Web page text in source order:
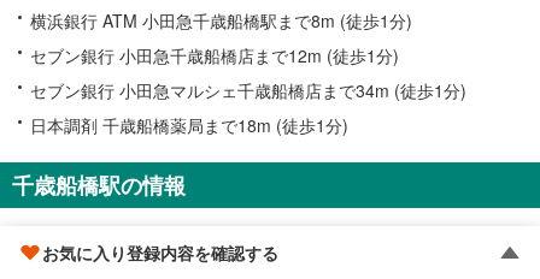
横浜銀行 ATM 小田急千歳船橋駅まで8m (徒歩1分)
セブン銀行 小田急千歳船橋店まで12m (徒歩1分)
セブン銀行 小田急マルシェ千歳船橋店まで34m (徒歩1分)
日本調剤 千歳船橋薬局まで18m (徒歩1分)
千歳船橋駅の情報
出口情報
お気に入り登録内容を確認する